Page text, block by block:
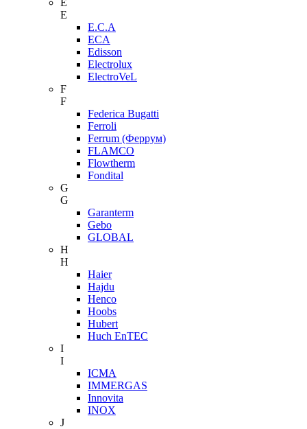
E
E
E.C.A
ECA
Edisson
Electrolux
ElectroVeL
F
F
Federica Bugatti
Ferroli
Ferrum (Феррум)
FLAMCO
Flowtherm
Fondital
G
G
Garanterm
Gebo
GLOBAL
H
H
Haier
Hajdu
Henco
Hoobs
Hubert
Huch EnTEC
I
I
ICMA
IMMERGAS
Innovita
INOX
J